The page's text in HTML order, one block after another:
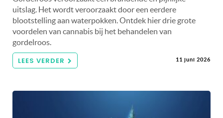
uitslag. Het wordt veroorzaakt door een eerdere
blootstelling aan waterpokken. Ontdek hier drie grote
voordelen van cannabis bij het behandelen van
gordelroos.
LEES VERDER 11 juni 2026